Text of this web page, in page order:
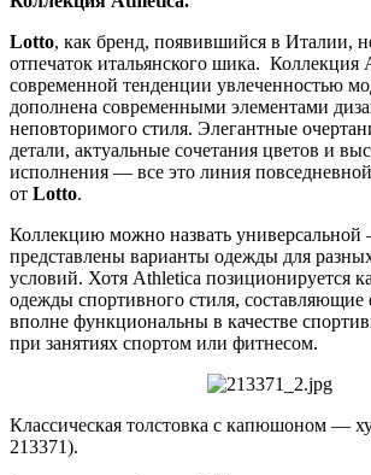
Lotto, как бренд, появившийся в Италии,
отпечаток итальянского шика. Коллекция
современной тенденции увлеченностью
дополнена современными элементами
неповторимого стиля. Элегантные
детали, актуальные сочетания цветов и
исполнения — все это линия
от Lotto.
Коллекцию можно назвать
представлены варианты одежды для
условий. Хотя Athletica позиционируется
одежды спортивного стиля, составляющие
вполне функциональны в качестве
при занятиях спортом или фитнесом.
Классическая толстовка с капюшоном —
213371).